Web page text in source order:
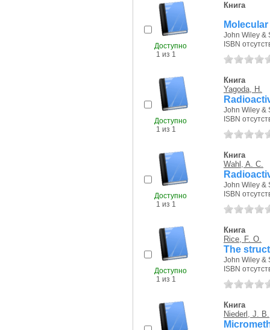
Доступно
1 из 1
Книга
John Wiley &
ISBN
Доступно
1 из 1
Книга
Yagoda, H.
John Wiley &
ISBN
Доступно
1 из 1
Книга
Wahl, A. C.
John Wiley &
ISBN
Доступно
1 из 1
Книга
Rice, F. O.
The
John Wiley &
ISBN
Книга
Niederl, J. B.